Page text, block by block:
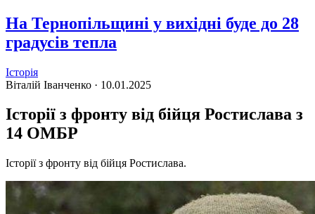
На Тернопільщині у вихідні буде до 28
градусів тепла
Історія
Віталій Іванченко · 10.01.2025
Історії з фронту від бійця Ростислава з
14 ОМБР
Історії з фронту від бійця Ростислава.